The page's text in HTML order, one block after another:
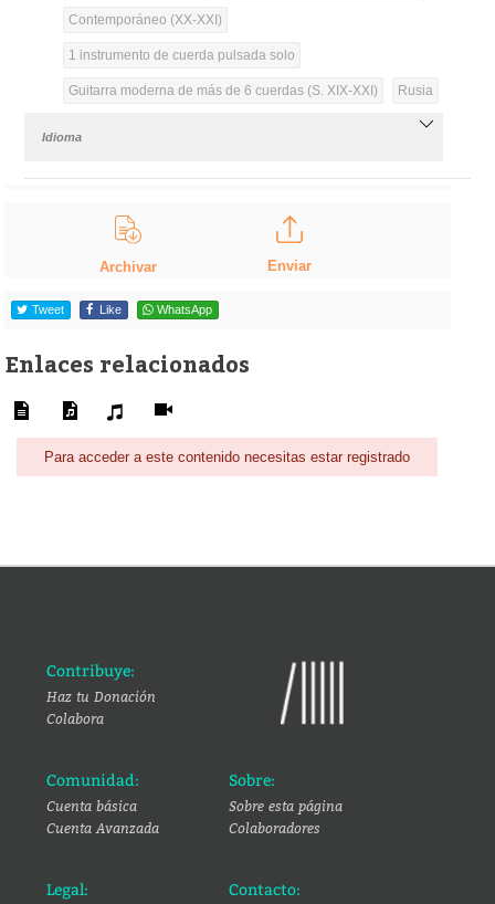
Contemporáneo (XX-XXI)
1 instrumento de cuerda pulsada solo
Guitarra moderna de más de 6 cuerdas (S. XIX-XXI) Rusia
Idioma
Archivar Enviar
Tweet Like WhatsApp
Enlaces relacionados
Para acceder a este contenido necesitas estar registrado
Contribuye:
Haz tu Donación
Colabora
Comunidad:
Cuenta básica
Cuenta Avanzada
Sobre:
Sobre esta página
Colaboradores
Legal: Contacto: